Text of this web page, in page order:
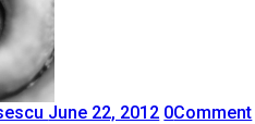
June 22, 2012 0Comment